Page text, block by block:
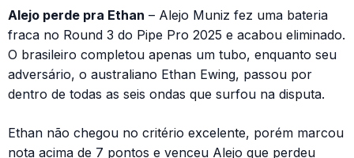
Alejo perde pra Ethan – Alejo Muniz fez uma bateria
fraca no Round 3 do Pipe Pro 2025 e acabou eliminado.
O brasileiro completou apenas um tubo, enquanto seu
adversário, o australiano Ethan Ewing, passou por
dentro de todas as seis ondas que surfou na disputa.
Ethan não chegou no critério excelente, porém marcou
nota acima de 7 pontos e venceu Alejo que perdeu